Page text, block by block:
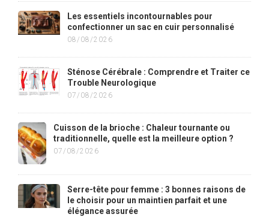
Les essentiels incontournables pour
confectionner un sac en cuir personnalisé
08/08/2026
Sténose Cérébrale : Comprendre et Traiter ce
Trouble Neurologique
07/08/2026
Cuisson de la brioche : Chaleur tournante ou
traditionnelle, quelle est la meilleure option ?
07/08/2026
Serre-tête pour femme : 3 bonnes raisons de
le choisir pour un maintien parfait et une
élégance assurée